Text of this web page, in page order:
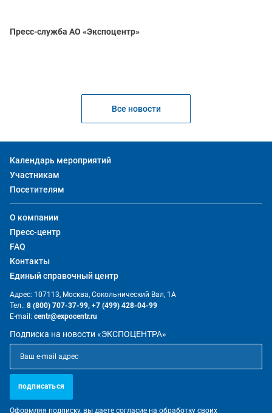
Пресс-служба АО «Экспоцентр»
Все новости
Календарь мероприятий
Участникам
Посетителям
О компании
Пресс-центр
FAQ
Контакты
Единый справочный центр
Адрес: 107113, Москва, Сокольнический Вал, 1А
Тел.: 8 (800) 707-37-99, +7 (499) 428-04-99
E-mail: centr@expocentr.ru
Подписка на новости «ЭКСПОЦЕНТРА»
подписаться
Оформляя подписку, вы даете согласие на обработку своих